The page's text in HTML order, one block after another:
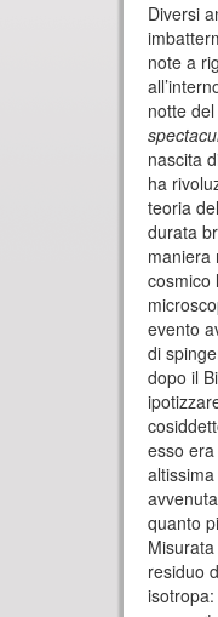
Diversi
note a
notte
nascita
ha
teoria
durata
maniera
cosmico
evento
di
dopo il
esso
quanto
residuo